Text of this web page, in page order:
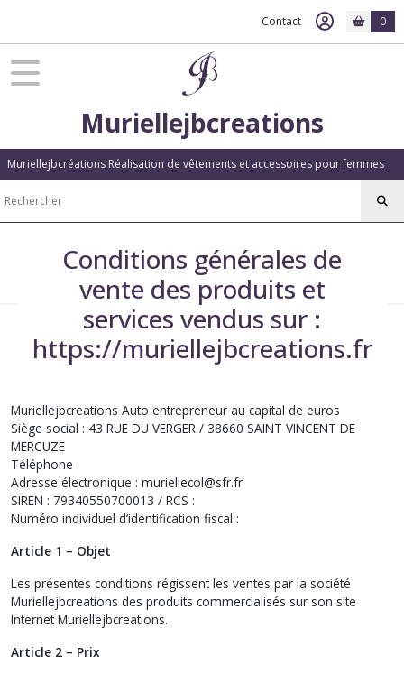
Contact 0
Muriellejbcreations
Muriellejbcréations Réalisation de vêtements et accessoires pour femmes
Conditions générales de
vente des produits et
services vendus sur :
https://muriellejbcreations.fr
Muriellejbcreations Auto entrepreneur au capital de euros
Siège social : 43 RUE DU VERGER / 38660 SAINT VINCENT DE
MERCUZE
Téléphone :
Adresse électronique : muriellecol@sfr.fr
SIREN : 79340550700013 / RCS :
Numéro individuel d’identification fiscal :
Article 1 – Objet
Les présentes conditions régissent les ventes par la société
Muriellejbcreations des produits commercialisés sur son site
Internet Muriellejbcreations.
Article 2 – Prix